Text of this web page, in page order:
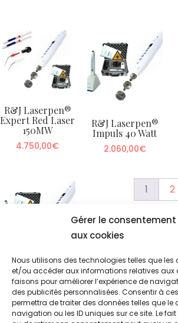
Gérer le consentement
aux cookies
Nous utilisons des technologies telles que les
et/ou accéder aux informations relatives aux
faisons pour améliorer l’expérience de
des publicités personnalisées. Consentir à
permettra de traiter des données telles que
navigation ou les ID uniques sur ce site. Le
R&J Laserpen®
Expert Red Laser
150MW
4.750,00€
R&J Laserpen®
Impuls 40 Watt
2.060,00€
R&J Laserpen®
Standard 150 mW
(Emission
Continue)
3.060,00 €
1 2